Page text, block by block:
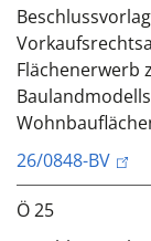
Flächenerwerb
26/0848-BV
Ö 25